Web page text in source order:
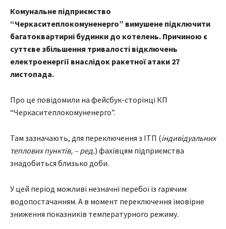
Комунальне підприємство
“Черкаситеплокомуненерго” вимушене підключити
багатоквартирні будинки до котелень. Причиною є
суттєве збільшення тривалості відключень
електроенергії внаслідок ракетної атаки 27
листопада.
Про це повідомили на фейсбук-сторінці КП
“Черкаситеплокомуненерго”.
Там зазначають, для переключення з ІТП (індивідуальних
теплових пунктів, – ред.) фахівцям підприємства
знадобиться близько доби.
У цей період можливі незначні перебої із гарячим
водопостачанням. А в момент переключення імовірне
зниження показників температурного режиму.